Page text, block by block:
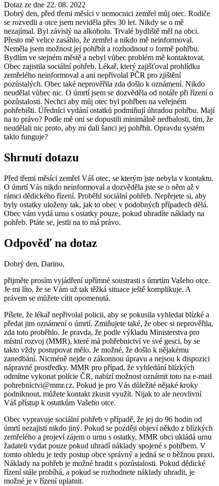
Dotaz ze dne 22. 08. 2022
Dobrý den, před třemi měsíci v nemocnici zemřel můj otec. Rodiče
se rozvedli a otce jsem neviděla přes 30 let. Nikdy se o mě
nezajímal. Byl závislý na alkoholu. Trvalé bydliště měl na obci.
Přesto mě velice zasáhlo, že zemřel a nikdo mě neinformoval.
Neměla jsem možnost jej pohřbít a rozhodnout o formě pohřbu.
Bydlím ve stejném městě a nebyl vůbec problém mě kontaktovat.
Obec zajistila sociální pohřeb. Lékař, který zajišťoval prohlídku
zemřelého neinformoval a ani nepřivolal PČR pro zjištění
pozůstalých. Obec také neprověřila zda došlo k oznámení. Nikdo
neudělal vůbec nic. O úmrtí jsem se dozvěděla od notáře při řízení o
pozůstalosti. Nechci aby můj otec byl pohřben na veřejném
pohřebišti. Úředníci vydání ostatků podmiňují úhradou pohřbu. Mají
na to právo? Podle mě oni se dopustili minimálně nedbalosti, tím, že
neudělali nic proto, aby mi dali šanci jej pohřbít. Opravdu systém
takto funguje?
Shrnutí dotazu
Před třemi měsíci zemřel Váš otec, se kterým jste nebyla v kontaktu.
O úmrtí Vás nikdo neinformoval a dozvěděla jste se o něm až v
rámci dědického řízení. Proběhl sociální pohřeb. Nepřejete si, aby
byly ostatky uloženy tak, jak to obec v podobných případech dělá.
Obec vám vydá urnu s ostatky pouze, pokud uhradíte náklady na
pohřeb. Ptáte se, jestli na to má právo.
Odpověď na dotaz
Dobrý den, Darino,
přijměte prosím vyjádření upřímné soustrasti s úmrtím Vašeho otce.
Je mi líto, že se Vám už tak těžká situace ještě komplikuje. A
právem se můžete cítit opomenutá.
Píšete, že lékař nepřivolal policii, aby se pokusila vyhledat blízké a
předat jim oznámení o úmrtí. Zmiňujete také, že obec si neprověřila,
zda toto proběhlo. Je pravda, že podle výkladu Ministerstva pro
místní rozvoj (MMR), které má pohřebnictví ve své gesci, by se
takto vždy postupovat mělo. Je možné, že došlo k nějakému
zanedbání. Nicméně nejde o zákonnou úpravu a nejsou k dispozici
nápravné prostředky. MMR pro případ, že vyhledání blízkých
odmítne vykonat policie ČR, nabízí možnost oznámit toto na e-mail
pohrebnictvi@mmr.cz. Pokud je pro Vás důležité nějaké kroky
podniknout, můžete kontakt zkusit využít. Nijak to ale neovlivní
Váš přístup k ostatkům Vašeho otce.
Obec vypravuje sociální pohřeb v případě, že jej do 96 hodin od
úmrtí nezajistí nikdo jiný. Pokud se později objeví někdo z blízkých
zemřelého a projeví zájem o urnu s ostatky, MMR obci ukládá urnu
žadateli vydat pouze pokud uhradí náklady spojené s pohřbem. V
tomto ohledu je tedy postup obce správný a jedná se o běžnou praxi.
Náklady na pohřeb je možné hradit s pozůstalosti. Pokud dědické
řízení stále probíhá, a pokud se rozhodnete náklady uhradit, je
možné je v řízení uplatnit.